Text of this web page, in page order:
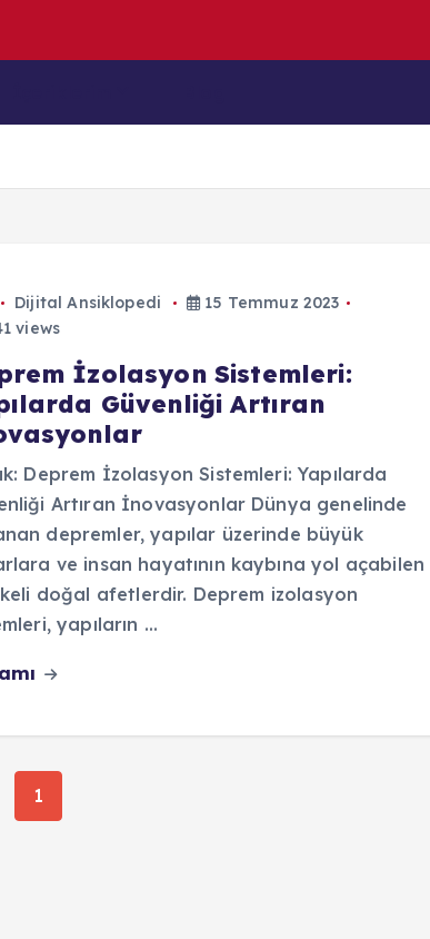
Dijital Ansiklopedi
15 Temmuz 2023
views
İzolasyon Sistemleri:
Güvenliği Artıran
Deprem İzolasyon Sistemleri: Yapılarda
Artıran İnovasyonlar Dünya genelinde
depremler, yapılar üzerinde büyük
ve insan hayatının kaybına yol açabilen
doğal afetlerdir. Deprem izolasyon
yapıların ...
1